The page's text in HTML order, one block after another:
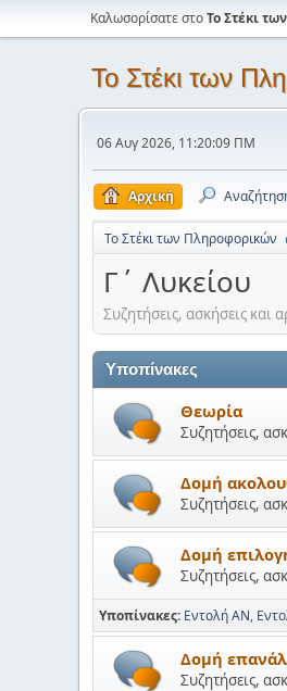
Καλωσορίσατε στοΤο Στέκι
Το Στέκι των
06 Αυγ 2026, 11:20:09 ΠΜ
Αρχική
Το Στέκι των Πληροφορικών
Γ΄ Λυκείου
Συζητήσεις, ασκήσεις και
Υποπίνακες
Θεωρία
Συζητήσεις,
Δομή
Συζητήσεις,
Δομή
Συζητήσεις,
Υποπίνακες Εντολή ΑΝ
Δομή
Συζητήσεις,